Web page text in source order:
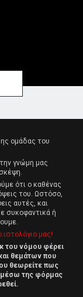
ομάδας του
γνώμη μας
ότι ο καθένας
του. Ωστόσο,
αυτές, και
συκοφαντικά ή
μας!
του νόμου φέρει
θεμάτων που
θεωρείτε πως
μέσω της φόρμας